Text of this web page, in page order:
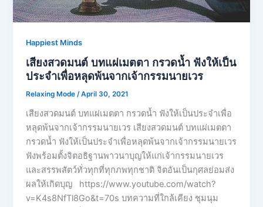
Happiest Minds
เสียงสวดมนต์ บทแผ่เมตตา กรวดน้ำ ฟังให้เป็น
ประจำเพื่อหลุดพ้นจากเจ้ากรรมนายเวร
Relaxing Mode/April 30, 2021
เสียงสวดมนต์ บทแผ่เมตตา กรวดน้ำ ฟังให้เป็นประจำเพื่อ
หลุดพ้นจากเจ้ากรรมนายเวร เสียงสวดมนต์ บทแผ่เมตตา
กรวดน้ำ ฟังให้เป็นประจำเพื่อหลุดพ้นจากเจ้ากรรมนายเวร
ฟังพร้อมตั้งจิตอธิฐานพาวนาบุญให้แก่เจ้ากรรมนายเวร
และสรรพสัตว์ทั่วทุกที่ทุกภพทุกชาติ จิตอันเป็นกุศลย่อมส่ง
ผลให้เกิดบุญ https://www.youtube.com/watch?
v=K4s8NfTl8Go&t=70s บทความที่ใกล้เคียง ชุมนุม